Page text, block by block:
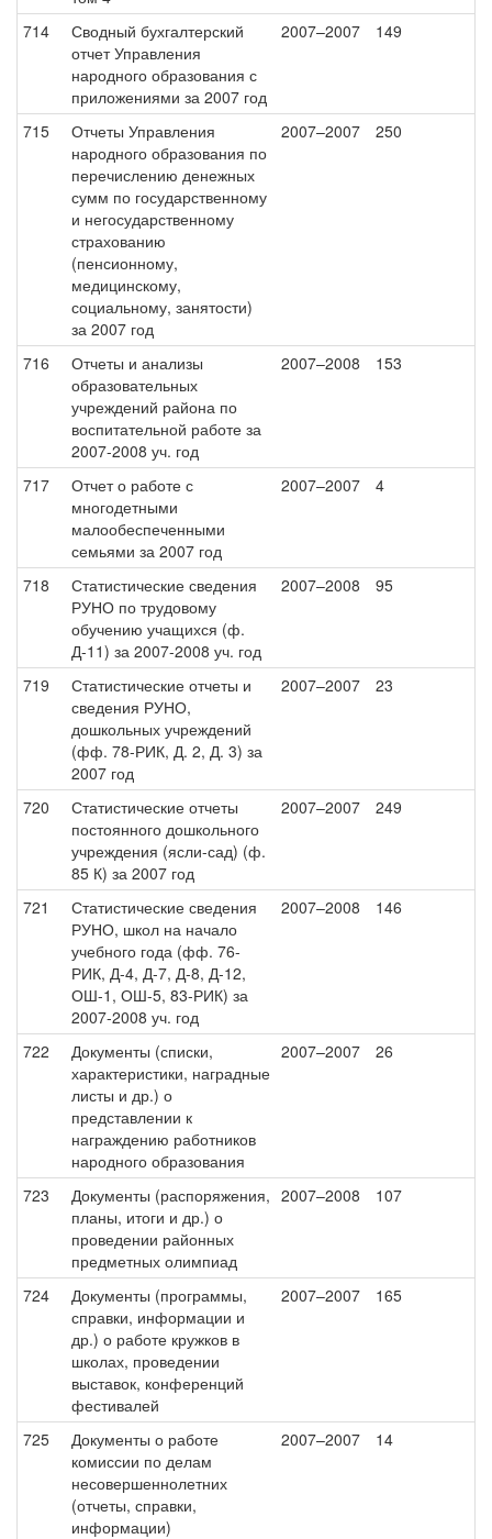
714
Сводный бухгалтерский
отчет Управления
народного образования с
приложениями за 2007 год
2007–2007 149
715
Отчеты Управления
народного образования по
перечислению денежных
сумм по государственному
и негосударственному
страхованию
(пенсионному,
медицинскому,
социальному, занятости)
за 2007 год
2007–2007 250
716
Отчеты и анализы
образовательных
учреждений района по
воспитательной работе за
2007-2008 уч. год
2007–2008 153
717
Отчет о работе с
многодетными
малообеспеченными
семьями за 2007 год
2007–2007 4
718
Статистические сведения
РУНО по трудовому
обучению учащихся (ф.
Д-11) за 2007-2008 уч. год
2007–2008 95
719
Статистические отчеты и
сведения РУНО,
дошкольных учреждений
(фф. 78-РИК, Д. 2, Д. 3) за
2007 год
2007–2007 23
720
Статистические отчеты
постоянного дошкольного
учреждения (ясли-сад) (ф.
85 К) за 2007 год
2007–2007 249
721
Статистические сведения
РУНО, школ на начало
учебного года (фф. 76-
РИК, Д-4, Д-7, Д-8, Д-12,
ОШ-1, ОШ-5, 83-РИК) за
2007-2008 уч. год
2007–2008 146
722
Документы (списки,
характеристики, наградные
листы и др.) о
представлении к
награждению работников
народного образования
2007–2007 26
723
Документы (распоряжения,
планы, итоги и др.) о
проведении районных
предметных олимпиад
2007–2008 107
724
Документы (программы,
справки, информации и
др.) о работе кружков в
школах, проведении
выставок, конференций
фестивалей
2007–2007 165
725
Документы о работе
комиссии по делам
несовершеннолетних
(отчеты, справки,
информации)
2007–2007 14